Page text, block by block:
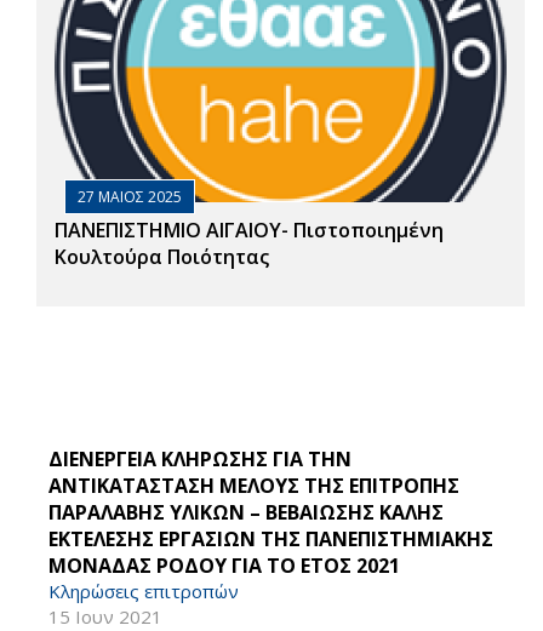
27 ΜΑΙΟΣ 2025
ΠΑΝΕΠΙΣΤΗΜΙΟ ΑΙΓΑΙΟΥ- Πιστοποιημένη
Κουλτούρα Ποιότητας
ΔΙΕΝΕΡΓΕΙΑ ΚΛΗΡΩΣΗΣ ΓΙΑ ΤΗΝ
ΑΝΤΙΚΑΤΑΣΤΑΣΗ ΜΕΛΟΥΣ ΤΗΣ ΕΠΙΤΡΟΠΗΣ
ΠΑΡΑΛΑΒΗΣ ΥΛΙΚΩΝ – ΒΕΒΑΙΩΣΗΣ ΚΑΛΗΣ
ΕΚΤΕΛΕΣΗΣ ΕΡΓΑΣΙΩΝ ΤΗΣ ΠΑΝΕΠΙΣΤΗΜΙΑΚΗΣ
ΜΟΝΑΔΑΣ ΡΟΔΟΥ ΓΙΑ ΤΟ ΕΤΟΣ 2021
Κληρώσεις επιτροπών
15 Ιουν 2021